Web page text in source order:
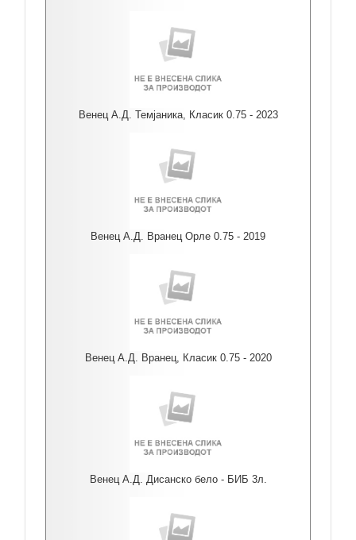
Венец А.Д. Темјаника, Класик 0.75 - 2023
Венец А.Д. Вранец Орле 0.75 - 2019
Венец А.Д. Вранец, Класик 0.75 - 2020
Венец А.Д. Дисанско бело - БИБ 3л.